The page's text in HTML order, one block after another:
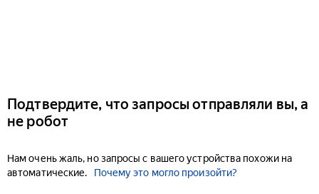
Подтвердите, что запросы отправляли вы, а
не робот
Нам очень жаль, но запросы с вашего устройства похожи на
автоматические.
Почему это могло произойти?